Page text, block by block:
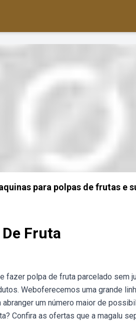
para polpas de frutas e
Fruta
fazer polpa de fruta parcelado sem
Weboferecemos uma grande
um número maior de
Confira as ofertas que a magalu